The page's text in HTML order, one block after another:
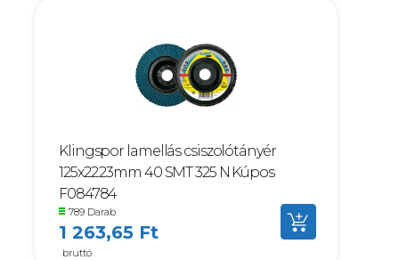
Klingspor lamellás csiszolótányér
125x22.23mm 40 SMT 325 N Kúpos
F084784
789 Darab
1 263,65 Ft
bruttó